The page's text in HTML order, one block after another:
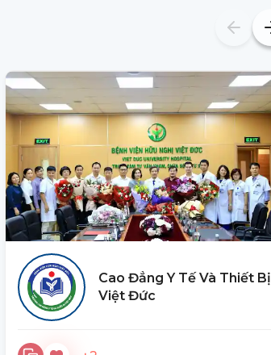
Cao Đẳng Y Tế Và Thiết Bị
Việt Đức